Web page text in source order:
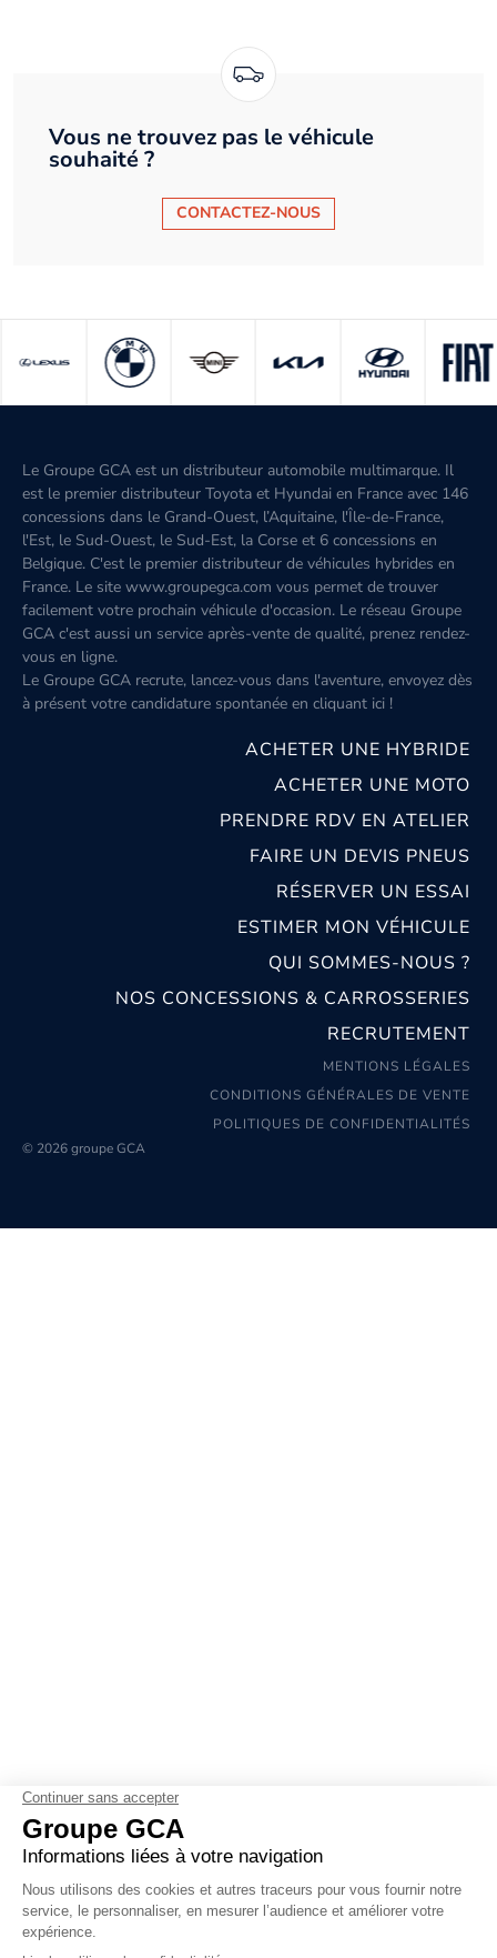
Vous ne trouvez pas le véhicule
souhaité ?
CONTACTEZ-NOUS
Le Groupe GCA est un distributeur automobile multimarque. Il
est le premier distributeur Toyota et Hyundai en France avec 146
concessions dans le Grand-Ouest, l’Aquitaine, l'Île-de-France,
l'Est, le Sud-Ouest, le Sud-Est, la Corse et 6 concessions en
Belgique. C'est le premier distributeur de véhicules hybrides en
France. Le site www.groupegca.com vous permet de trouver
facilement votre prochain véhicule d'occasion. Le réseau Groupe
GCA c'est aussi un service après-vente de qualité, prenez rendez-
vous en ligne.
Le Groupe GCA recrute, lancez-vous dans l'aventure, envoyez dès
à présent votre candidature spontanée en cliquant ici !
ACHETER UNE HYBRIDE
ACHETER UNE MOTO
PRENDRE RDV EN ATELIER
FAIRE UN DEVIS PNEUS
RÉSERVER UN ESSAI
ESTIMER MON VÉHICULE
QUI SOMMES-NOUS ?
NOS CONCESSIONS & CARROSSERIES
RECRUTEMENT
MENTIONS LÉGALES
CONDITIONS GÉNÉRALES DE VENTE
POLITIQUES DE CONFIDENTIALITÉS
© 2026 groupe GCA